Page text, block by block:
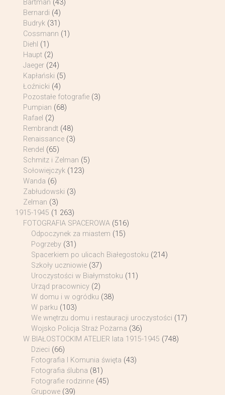
Bartman (43)
Bernardi (4)
Budryk (31)
Cossmann (1)
Diehl (1)
Haupt (2)
Jaeger (24)
Kapłański (5)
Łoźnicki (4)
Pozostałe fotografie (3)
Pumpian (68)
Rafael (2)
Rembrandt (48)
Renaissance (3)
Rendel (65)
Schmitz i Zelman (5)
Sołowiejczyk (123)
Wanda (6)
Zabłudowski (3)
Zelman (3)
1915-1945 (1 263)
FOTOGRAFIA SPACEROWA (516)
Odpoczynek za miastem (15)
Pogrzeby (31)
Spacerkiem po ulicach Białegostoku (214)
Szkoły uczniowie (37)
Uroczystości w Białymstoku (11)
Urząd pracownicy (2)
W domu i w ogródku (38)
W parku (103)
We wnętrzu domu i restauracji uroczystości (17)
Wojsko Policja Straż Pożarna (36)
W BIAŁOSTOCKIM ATELIER lata 1915-1945 (748)
Dzieci (66)
Fotografia I Komunia święta (43)
Fotografia ślubna (81)
Fotografie rodzinne (45)
Grupowe (39)